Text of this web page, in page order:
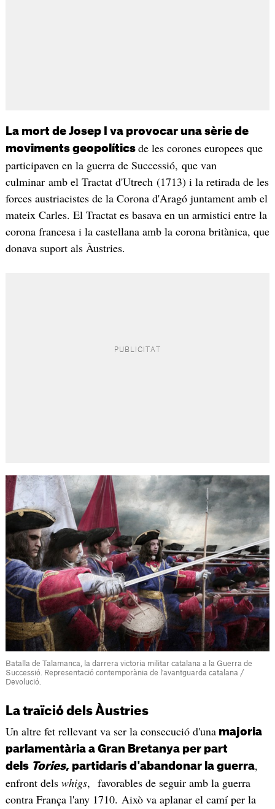
La mort de Josep I va provocar una sèrie de
moviments geopolítics de les corones europees que
participaven en la guerra de Successió, que van
culminar amb el Tractat d'Utrech (1713) i la retirada de les
forces austriacistes de la Corona d'Aragó juntament amb el
mateix Carles. El Tractat es basava en un armistici entre la
corona francesa i la castellana amb la corona britànica, que
donava suport als Àustries.
Batalla de Talamanca, la darrera victoria militar catalana a la Guerra de
Successió. Representació contemporània de l'avantguarda catalana /
Devolució.
La traïció dels Àustries
Un altre fet rellevant va ser la consecució d'unamajoria
parlamentària a Gran Bretanya per part
dels Tories, partidaris d'abandonar la guerra,
enfront dels whigs, favorables de seguir amb la guerra
contra França l'any 1710. Això va aplanar el camí per la